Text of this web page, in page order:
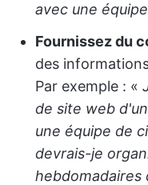
avec une
Fournissez du
des
Par exemple : «
de site web
une équipe de
devrais-je
hebdomadaires